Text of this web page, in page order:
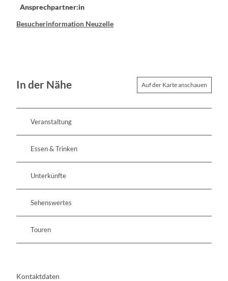
Ansprechpartner:in
Besucherinformation Neuzelle
In der Nähe Auf der Karte anschauen
Veranstaltung
Essen & Trinken
Unterkünfte
Sehenswertes
Touren
Kontaktdaten